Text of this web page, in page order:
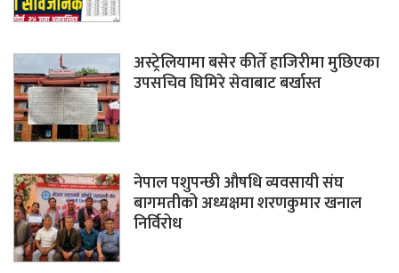
अस्ट्रेलियामा बसेर कीर्ते हाजिरीमा मुछिएका
उपसचिव घिमिरे सेवाबाट बर्खास्त
नेपाल पशुपन्छी औषधि व्यवसायी संघ
बागमतीको अध्यक्षमा शरणकुमार खनाल
निर्विरोध